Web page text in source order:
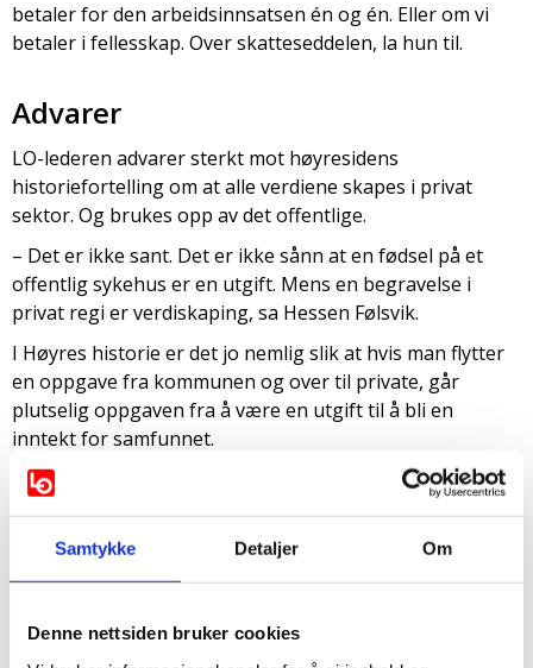
Samtykke Detaljer Om
Denne nettsiden bruker cookies
betaler for den arbeidsinnsatsen én og én. Eller om vi
betaler i fellesskap. Over skatteseddelen, la hun til.
Advarer
LO-lederen advarer sterkt mot høyresidens
historiefortelling om at alle verdiene skapes i privat
sektor. Og brukes opp av det offentlige.
– Det er ikke sant. Det er ikke sånn at en fødsel på et
offentlig sykehus er en utgift. Mens en begravelse i
privat regi er verdiskaping, sa Hessen Følsvik.
I Høyres historie er det jo nemlig slik at hvis man flytter
en oppgave fra kommunen og over til private, går
plutselig oppgaven fra å være en utgift til å bli en
inntekt for samfunnet.
– Fra forbruk til verdiskaping. Har dere hørt sånt tull. Jeg
Risikofritt
Peggy Hessen Følsvik mener historiefortellingen fra